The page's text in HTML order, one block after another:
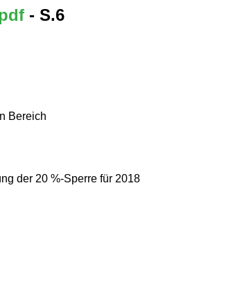
- S.6
Bereich
der 20 %-Sperre für 2018